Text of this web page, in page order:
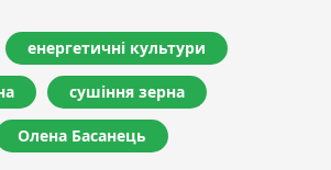
енергетичні культури
сушіння зерна
Олена Басанець